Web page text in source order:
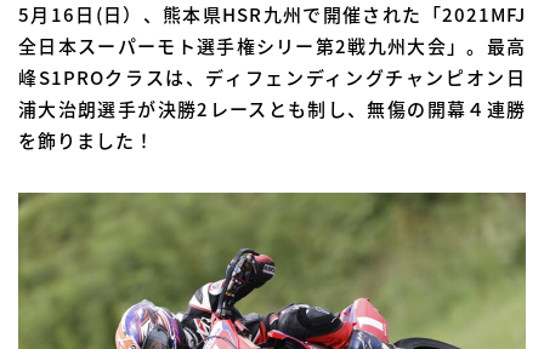
5月16日(日）、熊本県HSR九州で開催された「2021MFJ
全日本スーパーモト選手権シリー第2戦九州大会」。最高
峰S1PROクラスは、ディフェンディングチャンピオン日
浦大治朗選手が決勝2レースとも制し、無傷の開幕４連勝
を飾りました！